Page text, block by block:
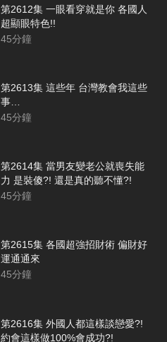
第2612集 一眼看穿就是你 各國人
超顯眼特色!!
45分鐘
第2613集 這些年 台灣教會我這些
事…
45分鐘
第2614集 當男友變老公就喪失能
力 是裝傻?! 還是真的聽不懂?!
45分鐘
第2615集 各國超強招財術 偏財好
運通通來
45分鐘
第2616集 外國人都這樣談戀愛?!
約會這樣做100%會成功?!